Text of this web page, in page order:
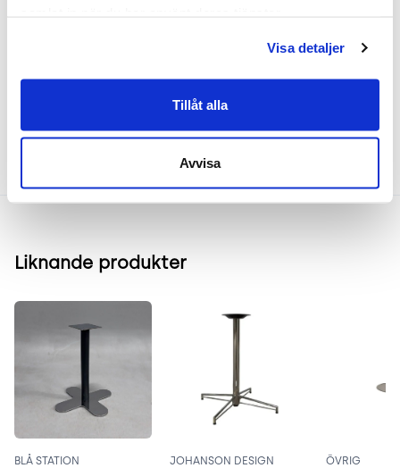
Visa detaljer
Tillåt alla
Avvisa
Liknande produkter
BLÅ STATION JOHANSON DESIGN ÖVRIG